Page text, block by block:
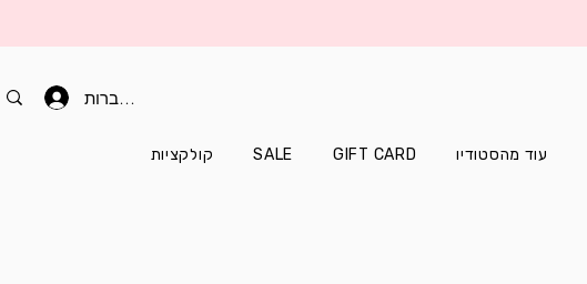
להתחברות
קולקציות SALE GIFT CARD עוד מהסטודיו